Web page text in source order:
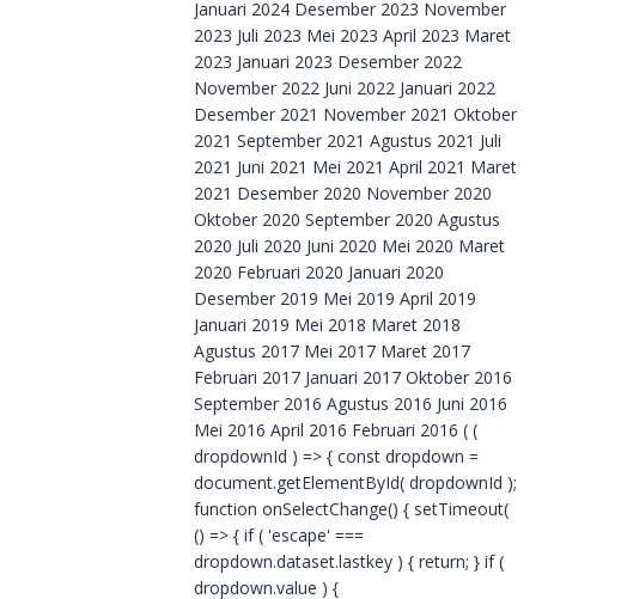
Januari 2024 Desember 2023 November
2023 Juli 2023 Mei 2023 April 2023 Maret
2023 Januari 2023 Desember 2022
November 2022 Juni 2022 Januari 2022
Desember 2021 November 2021 Oktober
2021 September 2021 Agustus 2021 Juli
2021 Juni 2021 Mei 2021 April 2021 Maret
2021 Desember 2020 November 2020
Oktober 2020 September 2020 Agustus
2020 Juli 2020 Juni 2020 Mei 2020 Maret
2020 Februari 2020 Januari 2020
Desember 2019 Mei 2019 April 2019
Januari 2019 Mei 2018 Maret 2018
Agustus 2017 Mei 2017 Maret 2017
Februari 2017 Januari 2017 Oktober 2016
September 2016 Agustus 2016 Juni 2016
Mei 2016 April 2016 Februari 2016 ( (
dropdownId ) => { const dropdown =
document.getElementById( dropdownId );
function onSelectChange() { setTimeout(
() => { if ( 'escape' ===
dropdown.dataset.lastkey ) { return; } if (
dropdown.value ) {